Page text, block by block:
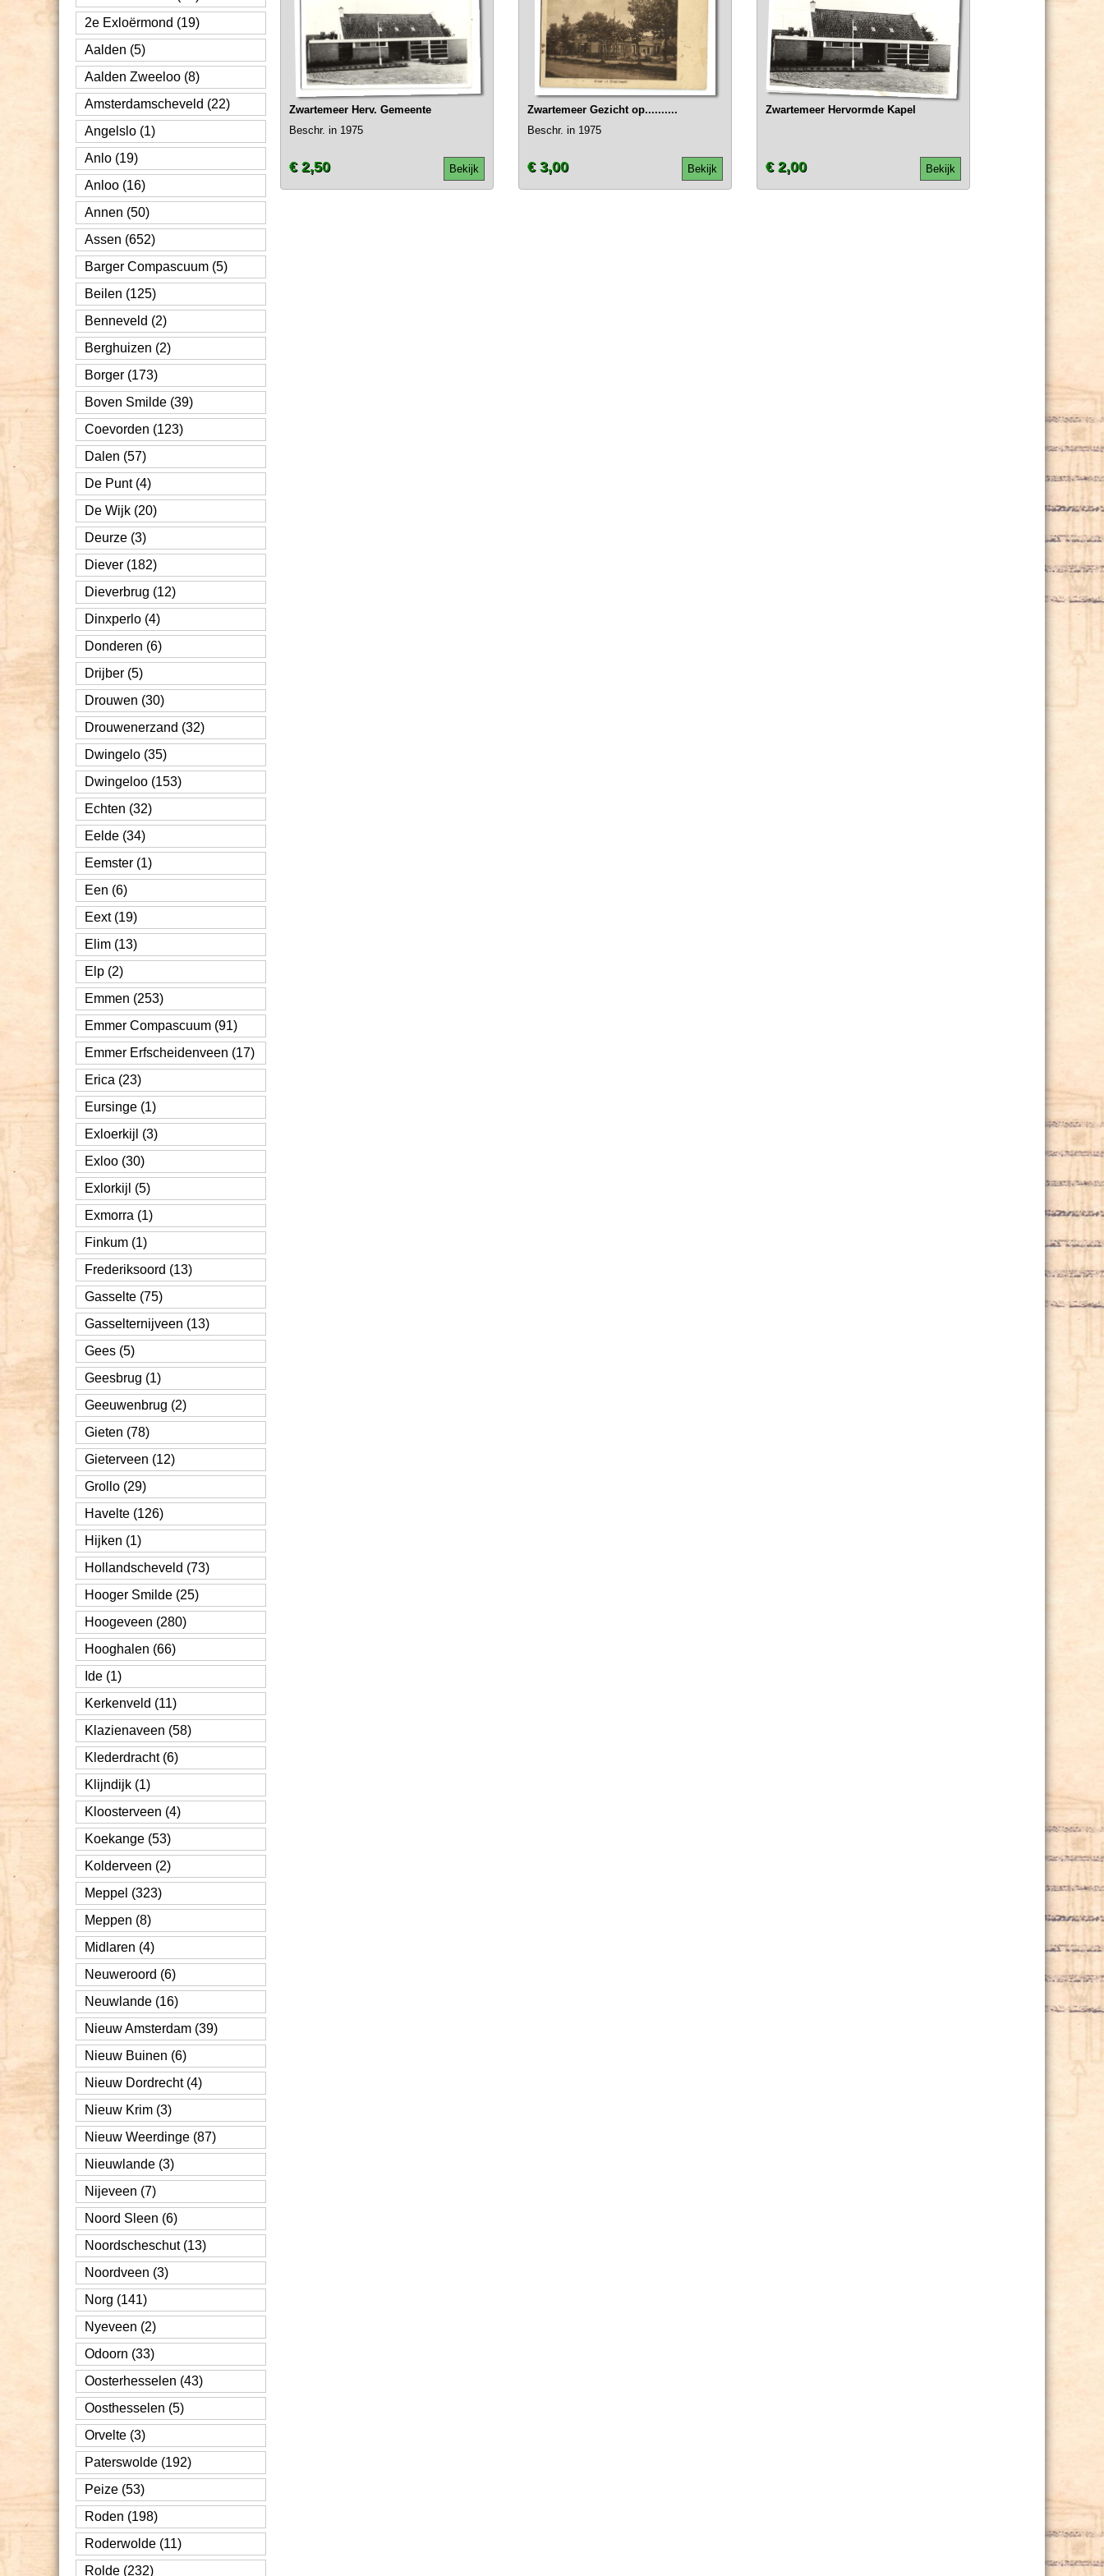
2e Exloërmond (19)
Aalden (5)
Aalden Zweeloo (8)
Amsterdamscheveld (22)
Angelslo (1)
Anlo (19)
Anloo (16)
Annen (50)
Assen (652)
Barger Compascuum (5)
Beilen (125)
Benneveld (2)
Berghuizen (2)
Borger (173)
Boven Smilde (39)
Coevorden (123)
Dalen (57)
De Punt (4)
De Wijk (20)
Deurze (3)
Diever (182)
Dieverbrug (12)
Dinxperlo (4)
Donderen (6)
Drijber (5)
Drouwen (30)
Drouwenerzand (32)
Dwingelo (35)
Dwingeloo (153)
Echten (32)
Eelde (34)
Eemster (1)
Een (6)
Eext (19)
Elim (13)
Elp (2)
Emmen (253)
Emmer Compascuum (91)
Emmer Erfscheidenveen (17)
Erica (23)
Eursinge (1)
Exloerkijl (3)
Exloo (30)
Exlorkijl (5)
Exmorra (1)
Finkum (1)
Frederiksoord (13)
Gasselte (75)
Gasselternijveen (13)
Gees (5)
Geesbrug (1)
Geeuwenbrug (2)
Gieten (78)
Gieterveen (12)
Grollo (29)
Havelte (126)
Hijken (1)
Hollandscheveld (73)
Hooger Smilde (25)
Hoogeveen (280)
Hooghalen (66)
Ide (1)
Kerkenveld (11)
Klazienaveen (58)
Klederdracht (6)
Klijndijk (1)
Kloosterveen (4)
Koekange (53)
Kolderveen (2)
Meppel (323)
Meppen (8)
Midlaren (4)
Neuweroord (6)
Neuwlande (16)
Nieuw Amsterdam (39)
Nieuw Buinen (6)
Nieuw Dordrecht (4)
Nieuw Krim (3)
Nieuw Weerdinge (87)
Nieuwlande (3)
Nijeveen (7)
Noord Sleen (6)
Noordscheschut (13)
Noordveen (3)
Norg (141)
Nyeveen (2)
Odoorn (33)
Oosterhesselen (43)
Oosthesselen (5)
Orvelte (3)
Paterswolde (192)
Peize (53)
Roden (198)
Roderwolde (11)
Rolde (232)
Zwartemeer Herv. Gemeente
Beschr. in 1975
Bekijk
€ 2,50
Zwartemeer Gezicht op..........
Beschr. in 1975
Bekijk
€ 3,00
Zwartemeer Hervormde Kapel
Bekijk
€ 2,00